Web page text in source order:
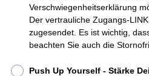
Verschwiegenheitserklärung
Der vertrauliche Zugangs-
zugesendet. Es ist wichtig,
beachten Sie auch die
Push Up Yourself - Stärke